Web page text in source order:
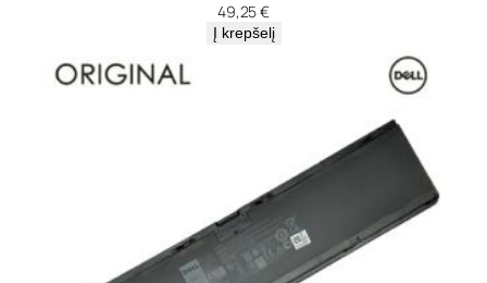
49,25€
Į krepšelį